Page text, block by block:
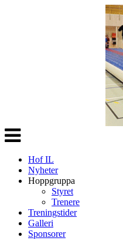
Veksle
navigasjon
Hof IL
Nyheter
Hoppgruppa
Styret
Trenere
Treningstider
Galleri
Sponsorer